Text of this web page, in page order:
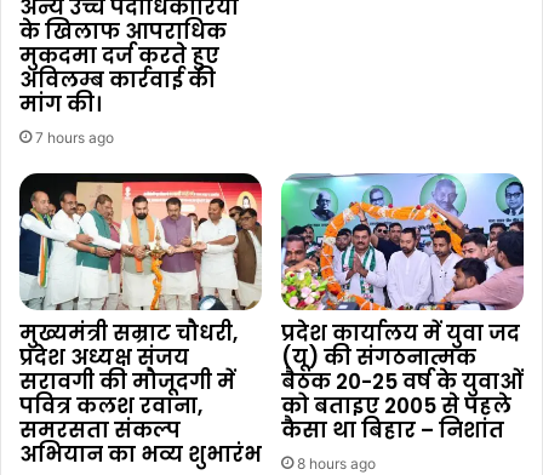
अन्य उच्च पदाधिकारियों
के खिलाफ आपराधिक
मुकदमा दर्ज करते हुए
अविलम्ब कार्रवाई की
मांग की।
7 hours ago
मुख्यमंत्री सम्राट चौधरी,
प्रदेश अध्यक्ष संजय
सरावगी की मौजूदगी में
पवित्र कलश रवाना,
समरसता संकल्प
अभियान का भव्य शुभारंभ
प्रदेश कार्यालय में युवा जद
(यू) की संगठनात्मक
बैठक 20-25 वर्ष के युवाओं
को बताइए 2005 से पहले
कैसा था बिहार – निशांत
8 hours ago